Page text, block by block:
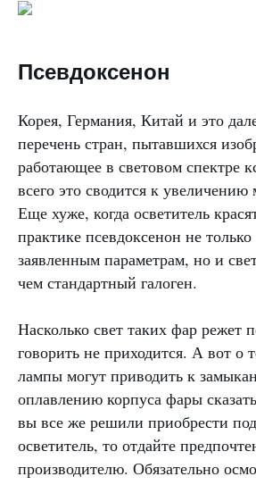
Псевдоксенон
Корея, Германия, Китай и это
перечень стран, пытавшихся
работающее в световом спектре
всего это сводится к
Еще хуже, когда осветитель
практике псевдоксенон не только
заявленным параметрам, но и
чем стандартный галоген.
Насколько свет таких фар режет
говорить не приходится. А вот о
лампы могут приводить к
оплавлению корпуса фары
вы все же решили приобрести
осветитель, то отдайте
производителю. Обязательно